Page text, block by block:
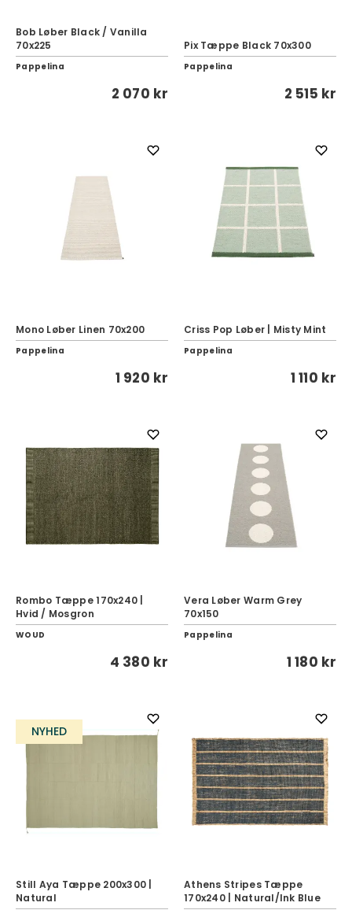
Bob Løber Black / Vanilla
70x225
Pappelina
2 070 kr
Pix Tæppe Black 70x300
Pappelina
2 515 kr
Mono Løber Linen 70x200
Pappelina
1 920 kr
Criss Pop Løber | Misty Mint
Pappelina
1 110 kr
Rombo Tæppe 170x240 |
Hvid / Mosgron
WOUD
4 380 kr
Vera Løber Warm Grey
70x150
Pappelina
1 180 kr
NYHED
Still Aya Tæppe 200x300 |
Natural
Athens Stripes Tæppe
170x240 | Natural/Ink Blue